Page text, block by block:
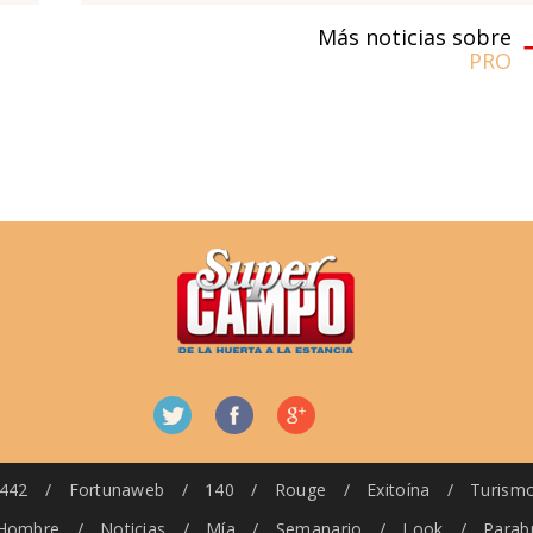
Más noticias sobre
PRO
442 / Fortunaweb / 140 / Rouge / Exitoína /